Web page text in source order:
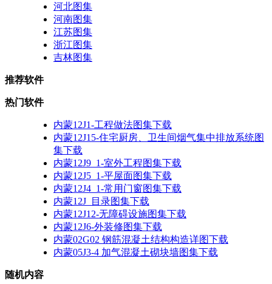
河北图集
河南图集
江苏图集
浙江图集
吉林图集
推荐软件
热门软件
内蒙12J1-工程做法图集下载
内蒙12J15-住宅厨房、卫生间烟气集中排放系统图
集下载
内蒙12J9_1-室外工程图集下载
内蒙12J5_1-平屋面图集下载
内蒙12J4_1-常用门窗图集下载
内蒙12J_目录图集下载
内蒙12J12-无障碍设施图集下载
内蒙12J6-外装修图集下载
内蒙02G02 钢筋混凝土结构构造详图下载
内蒙05J3-4 加气混凝土砌块墙图集下载
随机内容